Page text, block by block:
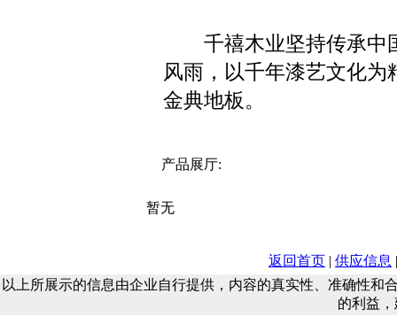
千禧木业坚持传承中国
风雨，以千年漆艺文化
金典地板。
产品展厅:
暂无
返回首页 | 供应信息
以上所展示的信息由企业自行提供，内容的真实性、准确性
的利益